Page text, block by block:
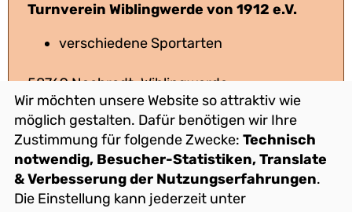
tv-wiblingwerde.de
jens.grote@pvautomotive.de
Turnverein Wiblingwerde von 1912 e.V.
58769 Nachrodt-Wiblingwerde
01 51 / 52 61 90 84
verschiedene Sportarten
Wir möchten unsere Website so attraktiv wie
möglich gestalten. Dafür benötigen wir Ihre
Zustimmung für folgende Zwecke: Technisch
notwendig, Besucher-Statistiken, Translate
& Verbesserung der Nutzungserfahrungen.
Die Einstellung kann jederzeit unter